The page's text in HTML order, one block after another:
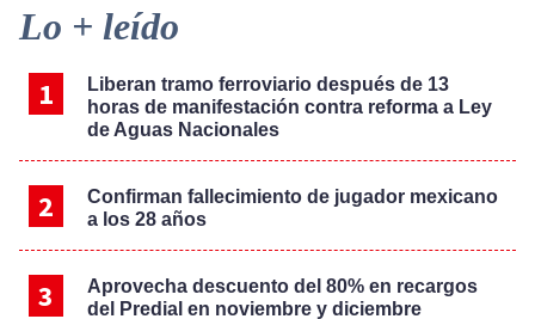
Primary
Sidebar
Lo + leído
Liberan tramo ferroviario después de 13
horas de manifestación contra reforma a Ley
de Aguas Nacionales
Confirman fallecimiento de jugador mexicano
a los 28 años
Aprovecha descuento del 80% en recargos
del Predial en noviembre y diciembre